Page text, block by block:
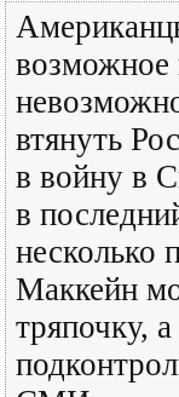
возможное
втянуть
в войну в
в
несколько
Маккейн
тряпочку, а